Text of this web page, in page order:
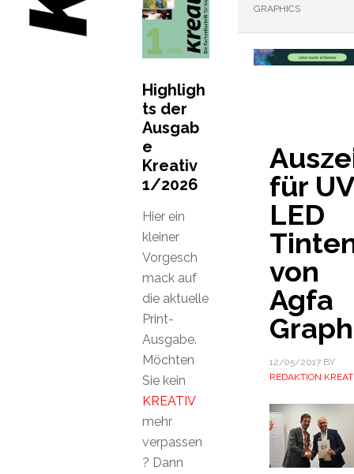
GRAPHICS
für UV
LED
von
Agfa
12/05/2017BY
REDAKTION
Highligh
ts der
Ausgab
e
Kreativ
1/2026
Hier ein
kleiner
Vorgesch
mack auf
die aktuelle
Print-
Ausgabe.
Möchten
Sie kein
KREATIV
mehr
verpassen
? Dann